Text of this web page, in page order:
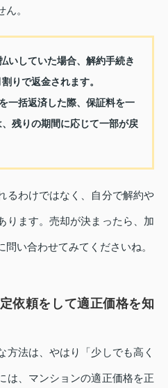
。
いしていた場合、解約手続き
りで返金されます。
一括返済した際、保証料を一
残りの期間に応じて一部が戻
るわけではなく、自分で解約や
ります。売却が決まったら、加
い合わせてみてくださいね。
依頼をして適正価格を知
方法は、やはり「少しでも高く
は、マンションの適正価格を正